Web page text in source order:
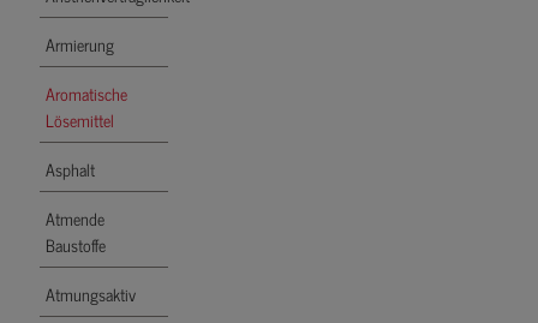
Armierung
Aromatische
Lösemittel
Asphalt
Atmende
Baustoffe
Atmungsaktiv